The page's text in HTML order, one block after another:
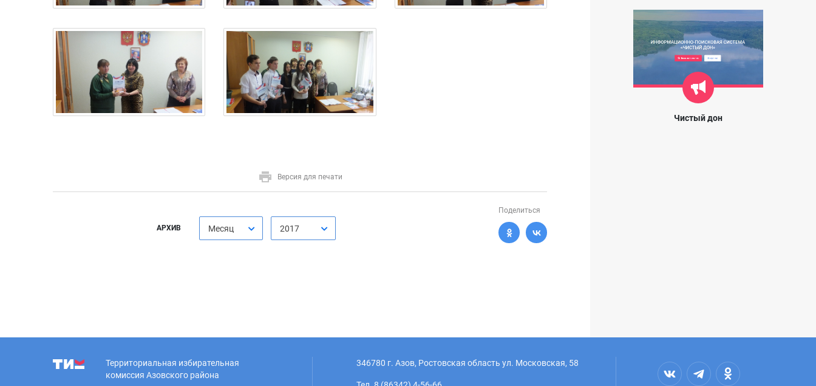
Версия для печати
АРХИВ Месяц 2017
Поделиться
Чистый дон
Территориальная избирательная
комиссия Азовского района
346780 г. Азов, Ростовская область ул. Московская, 58